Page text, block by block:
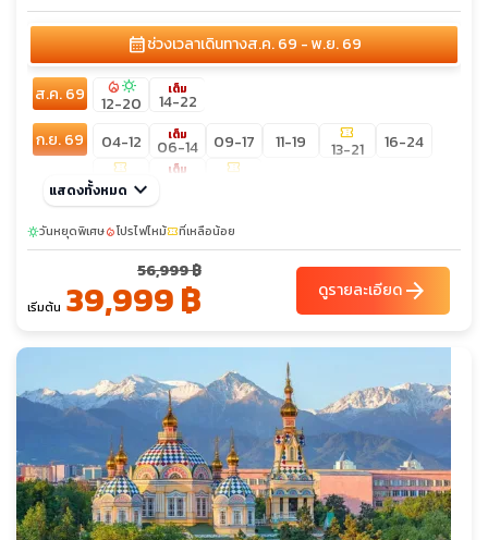
calendar_monthช่วงเวลาเดินทางส.ค. 69 - พ.ย. 69
ส.ค. 69 local_fire_departmentsunny
12-20
เต็ม
14-22
ก.ย. 69
04-12 เต็ม
06-14 09-17 11-19 confirmation_number
13-21 16-24
confirmation_number
18-26
เต็ม confirmation_number
ต.ค. 69
04-12 07-15 09-17
21-29
26-03 28-05
แสดงทั้งหมด keyboard_arrow_down
sunnyวันหยุดพิเศษlocal_fire_departmentโปรไฟไหม้confirmation_numberที่เหลือน้อย
เริ่มต้น
56,999 ฿
39,999 ฿ ดูรายละเอียดarrow_forward